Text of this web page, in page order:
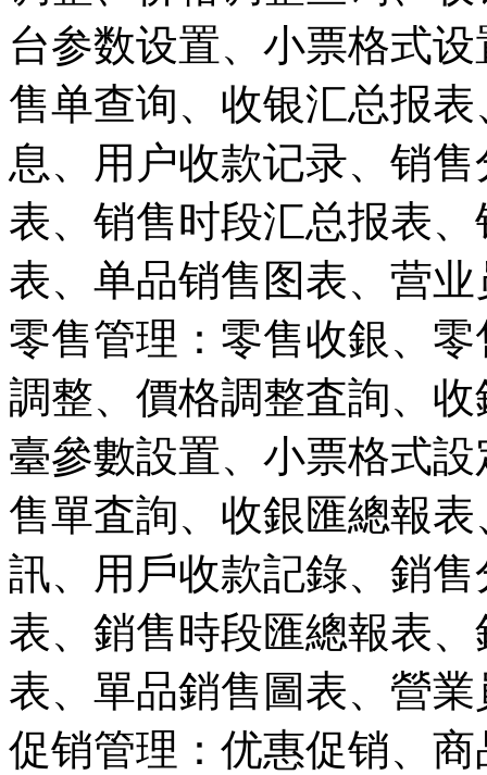
台参数设置、小票格式
售单查询、收银汇总报
息、用户收款记录、销
表、销售时段汇总报表
表、单品销售图表、营
零售管理：零售收銀、
調整、價格調整査詢、
臺參數設置、小票格式
售單査詢、收銀匯總報
訊、用戶收款記錄、銷
表、銷售時段匯總報表
表、單品銷售圖表、營
促销管理：优惠促销、